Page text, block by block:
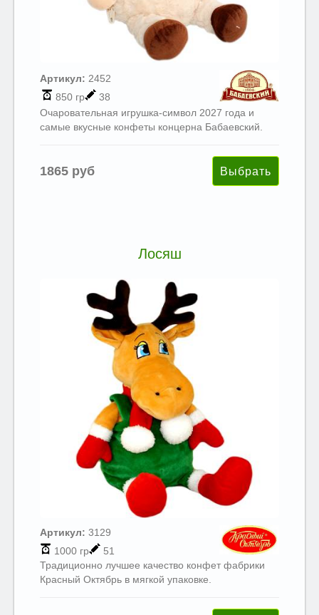
Артикул: 2452
850 гр
38
Очаровательная игрушка-символ 2027 года и
самые вкусные конфеты концерна Бабаевский.
1865 руб
Лосяш
Артикул: 3129
1000 гр
51
Традиционно лучшее качество конфет фабрики
Красный Октябрь в мягкой упаковке.